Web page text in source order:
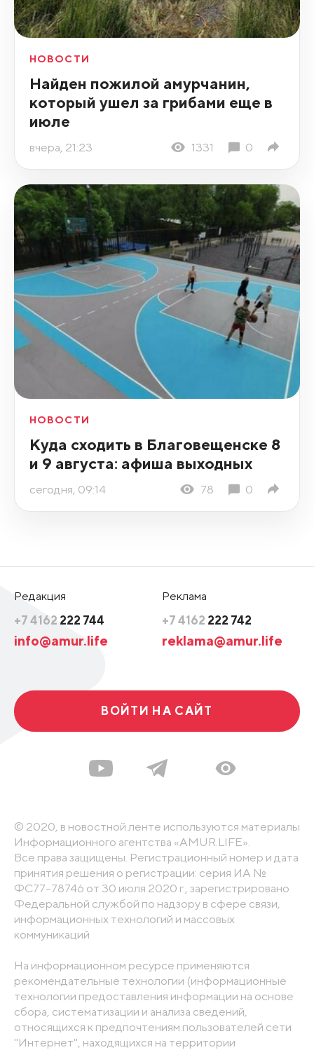
НОВОСТИ
Найден пожилой амурчанин,
который ушел за грибами еще в
июле
вчера, 21:23 1331 0
НОВОСТИ
Куда сходить в Благовещенске 8
и 9 августа: афиша выходных
сегодня, 09:14 78 0
Редакция
+7 4162 222 744
info@amur.life
Реклама
+7 4162 222 742
reklama@amur.life
ВОЙТИ НА САЙТ
© 2020, в новостной ленте используются материалы
Информационного агентства «AMUR.LIFE».
Все права защищены. Регистрационный номер и дата
принятия решения о регистрации: серия ИА №
ФС77-78746 от 30 июля 2020 г., зарегистрировано
Федеральной службой по надзору в сфере связи,
информационных технологий и массовых
коммуникаций
На информационном ресурсе применяются
рекомендательные технологии (информационные
технологии предоставления информации на основе
сбора, систематизации и анализа сведений,
относящихся к предпочтениям пользователей сети
"Интернет", находящихся на территории